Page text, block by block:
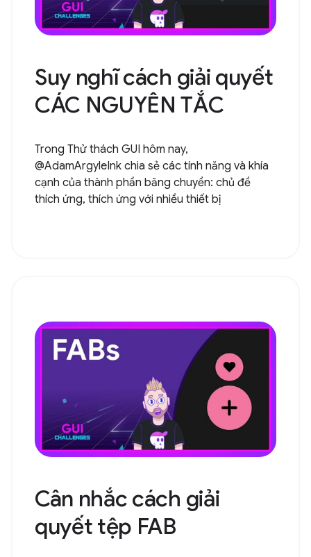
Suy nghĩ cách giải quyết
CÁC NGUYÊN TẮC
Trong Thử thách GUI hôm nay,
@AdamArgyleInk chia sẻ các tính năng và khía
cạnh của thành phần băng chuyền: chủ đề
thích ứng, thích ứng với nhiều thiết bị
Cân nhắc cách giải
quyết tệp FAB